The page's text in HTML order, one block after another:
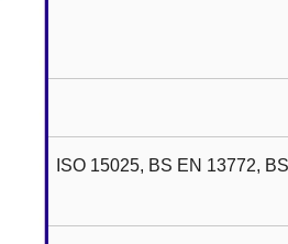
ISO 15025, BS EN 13772,